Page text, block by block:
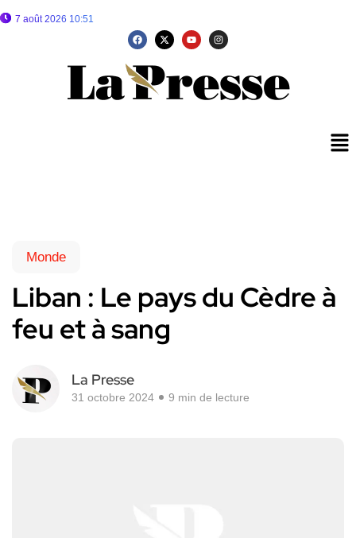
7 août 2026 10:51
Monde
Liban : Le pays du Cèdre à
feu et à sang
La Presse
31 octobre 2024 9 min de lecture